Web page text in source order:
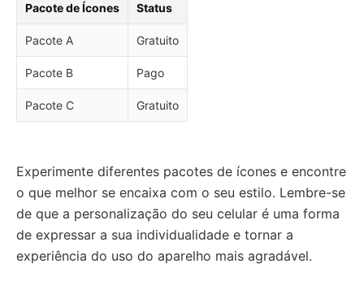
Pacote de Ícones Status
Pacote A Gratuito
Pacote B Pago
Pacote C Gratuito
Experimente diferentes pacotes de ícones e encontre
o que melhor se encaixa com o seu estilo. Lembre-se
de que a personalização do seu celular é uma forma
de expressar a sua individualidade e tornar a
experiência do uso do aparelho mais agradável.